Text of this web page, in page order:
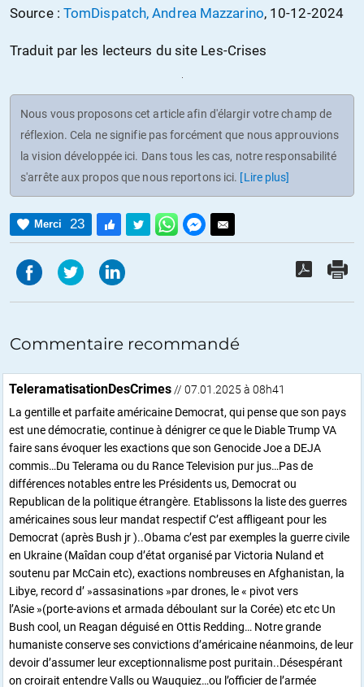
Source : TomDispatch, Andrea Mazzarino, 10-12-2024
Traduit par les lecteurs du site Les-Crises
Nous vous proposons cet article afin d'élargir votre champ de
réflexion. Cela ne signifie pas forcément que nous approuvions
la vision développée ici. Dans tous les cas, notre responsabilité
s'arrête aux propos que nous reportons ici. [Lire plus]
Merci 23
Commentaire recommandé
TeleramatisationDesCrimes // 07.01.2025 à 08h41
La gentille et parfaite américaine Democrat, qui pense que son pays
est une démocratie, continue à dénigrer ce que le Diable Trump VA
faire sans évoquer les exactions que son Genocide Joe a DEJA
commis…Du Telerama ou du Rance Television pur jus…Pas de
différences notables entre les Présidents us, Democrat ou
Republican de la politique étrangère. Etablissons la liste des guerres
américaines sous leur mandat respectif C’est affligeant pour les
Democrat (après Bush jr )..Obama c’est par exemples la guerre civile
en Ukraine (Maîdan coup d’état organisé par Victoria Nuland et
soutenu par McCain etc), exactions nombreuses en Afghanistan, la
Libye, record d’ »assasinations »par drones, le « pivot vers
l’Asie »(porte-avions et armada déboulant sur la Corée) etc etc Un
Bush cool, un Reagan déguisé en Ottis Redding… Notre grande
humaniste conserve ses convictions d’américaine néanmoins, de leur
devoir d’assumer leur exceptionnalisme post puritain..Désespérant
on croirait entendre Valls ou Wauquiez…ou l’officier de l’armée